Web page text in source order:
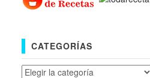
CATEGORÍAS
Categorías